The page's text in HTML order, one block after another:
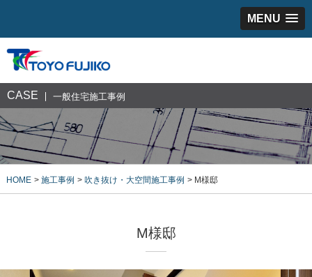
MENU
CASE 一般住宅施工事例
HOME 施工事例 吹き抜け・大空間施工事例 M様邸
M様邸